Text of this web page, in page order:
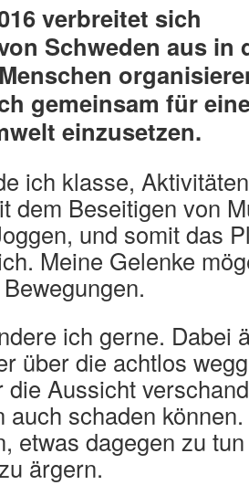
verbreitet sich
Schweden aus in
gemeinsam für
einzusetzen.
ich klasse,
dem Beseitigen von
und somit das
Meine Gelenke
ich gerne. Dabei
über die achtlos
die Aussicht
auch schaden
etwas dagegen zu
ärgern.